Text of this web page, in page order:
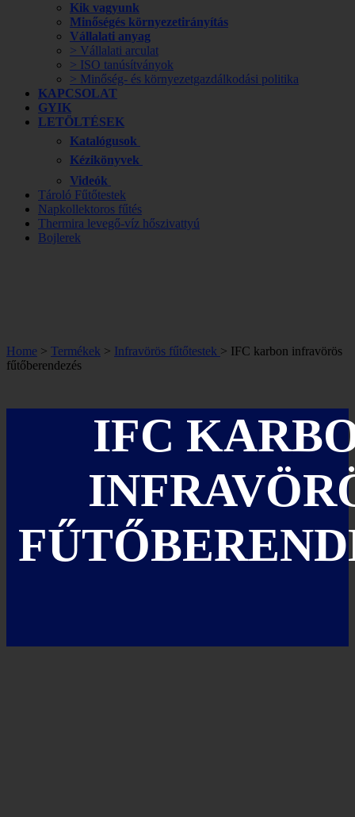
Kik vagyunk
Minőségés környezetirányítás
Vállalati anyag
> Vállalati arculat
> ISO tanúsítványok
> Minőség- és környezetgazdálkodási politika
KAPCSOLAT
GYIK
LETÖLTÉSEK
Katalógusok
Kézikönyvek
Videók
Tároló Fűtőtestek
Napkollektoros fűtés
Thermira levegő-víz hőszivattyú
Bojlerek
Home > Termékek > Infravörös fűtőtestek > IFC karbon infravörös
fűtőberendezés
IFC